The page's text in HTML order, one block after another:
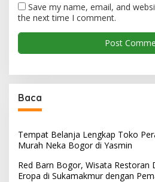
Save my name, email, and
the next time I comment.
Baca
Tempat Belanja Lengkap Toko
Murah Neka Bogor di Yasmin
Red Barn Bogor, Wisata Restoran
Eropa di Sukamakmur dengan